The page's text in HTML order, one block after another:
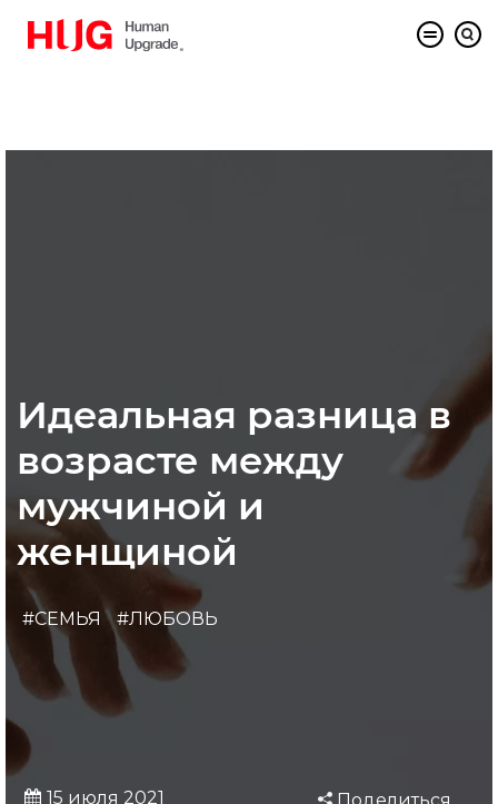
Идеальная разница в
возрасте между
мужчиной и
женщиной
#СЕМЬЯ #ЛЮБОВЬ
15 июля 2021